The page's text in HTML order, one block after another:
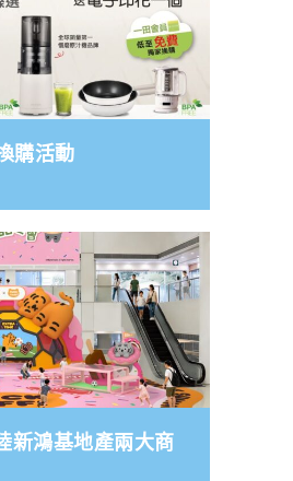
購活動
新鴻基地產兩大商